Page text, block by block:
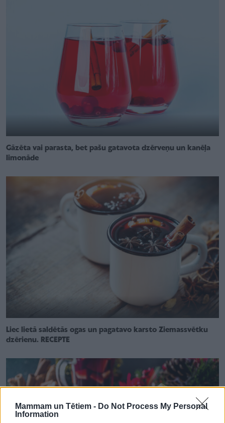
Mammam un Tētiem - Do Not Process My Personal
Information
Gāzēta vai parasta, bet pašu gatavota dzērveņu un kanēļa
limonāde
Liec lietā saldētās ogas un pagatavo karsto Ziemassvētku
dzērienu. RECEPTE